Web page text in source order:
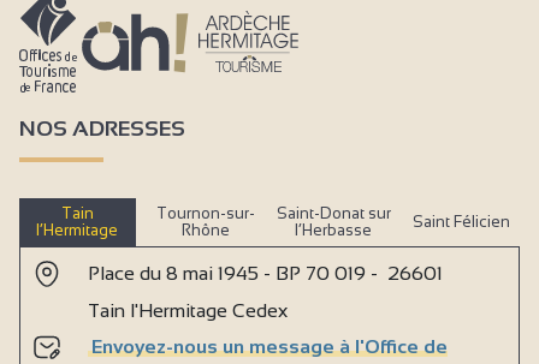
NOS ADRESSES
Tain
l’Hermitage
Tournon-sur-
Rhône
Saint-Donat sur
l’Herbasse
Saint Félicien
Place du 8 mai 1945 - BP 70 019 - 26601
Tain l'Hermitage Cedex
Envoyez-nous un message à l'Office de